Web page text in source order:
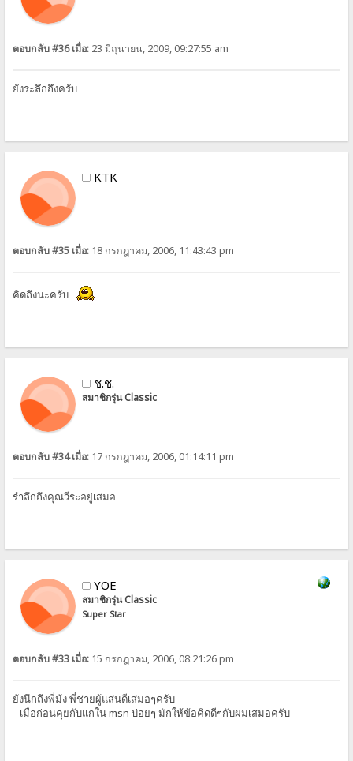
ตอบกลับ #36 เมื่อ: 23 มิถุนายน, 2009, 09:27:55 am
ยังระลึกถึงครับ
KTK
ตอบกลับ #35 เมื่อ: 18 กรกฎาคม, 2006, 11:43:43 pm
คิดถึงนะครับ
ช.ช.
สมาชิกรุ่น Classic
ตอบกลับ #34 เมื่อ: 17 กรกฎาคม, 2006, 01:14:11 pm
รำลึกถึงคุณวีระอยู่เสมอ
YOE
สมาชิกรุ่น Classic
Super Star
ตอบกลับ #33 เมื่อ: 15 กรกฎาคม, 2006, 08:21:26 pm
ยังนึกถึงพี่มัง พี่ชายผู้แสนดีเสมอๆครับ
เมื่อก่อนคุยกับแกใน msn บ่อยๆ มักให้ข้อคิดดีๆกับผมเสมอครับ